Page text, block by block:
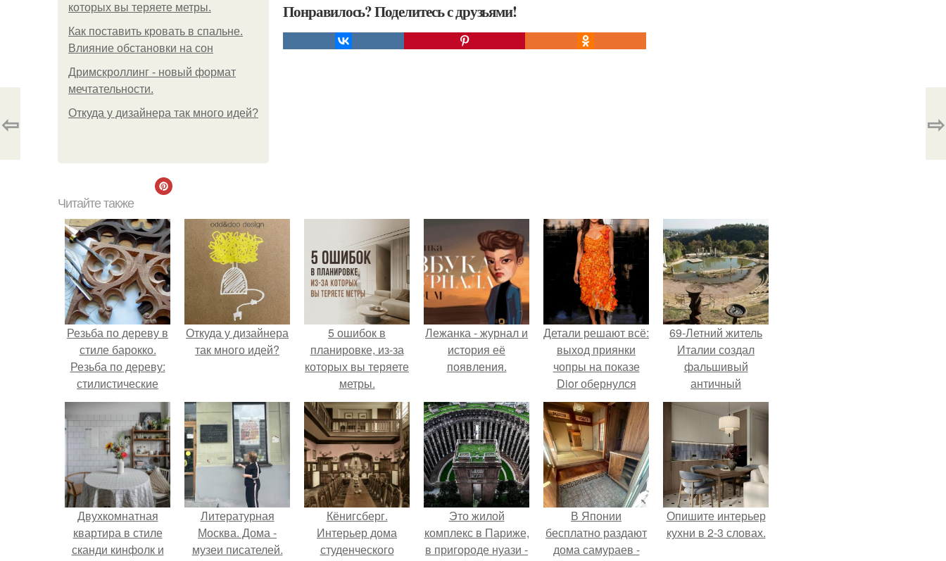
которых вы теряете метры.
Как поставить кровать в спальне.
Влияние обстановки на сон
Дримскроллинг - новый формат
мечтательности.
Откуда у дизайнера так много идей?
Понравилось? Поделитесь с друзьями!
⇦ ⇨
Читайте также
Резьба по дереву в
стиле барокко.
Резьба по дереву:
стилистические
направления и
характерные узоры.
Откуда у дизайнера
так много идей?
5 ошибок в
планировке, из-за
которых вы теряете
метры.
Лежанка - журнал и
история её
появления.
Детали решают всё:
выход приянки
чопры на показе
Dior обернулся
шквалом критики
из-за небрежного
пошива.
69-Летний житель
Италии создал
фальшивый
античный
амфитеатр и
долгое время
успешно выдавал
его за настоящее
историческое
наследие.
Двухкомнатная
квартира в стиле
сканди кинфолк и
Литературная
Москва. Дома -
музеи писателей.
Кёнигсберг.
Интерьер дома
студенческого
Это жилой
комплекс в Париже,
в пригороде нуази -
В Японии
бесплатно раздают
дома самураев -
Опишите интерьер
кухни в 2-3 словах.